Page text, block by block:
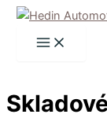
Přeskočit
obsah